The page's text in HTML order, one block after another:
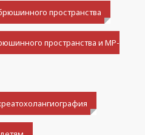
пространства
пространства и МР-